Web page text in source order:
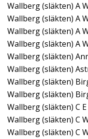
Wallberg (släkten) A
Wallberg (släkten) A
Wallberg (släkten) A
Wallberg (släkten) A
Wallberg (släkten)
Wallberg (släkten)
Wallberg (släkten)
Wallberg (släkten)
Wallberg (släkten) C
Wallberg (släkten) C
Wallberg (släkten) C